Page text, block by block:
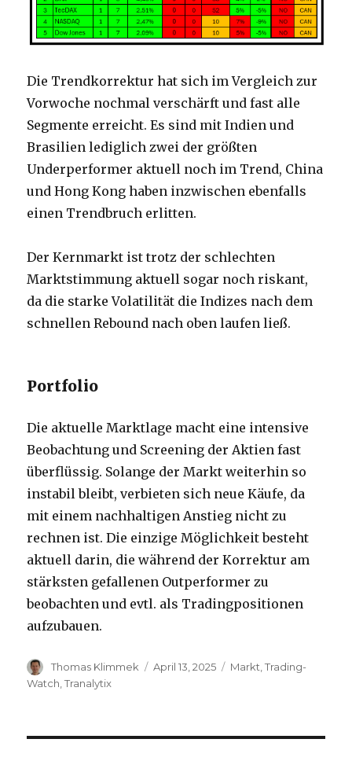
Die Trendkorrektur hat sich im Vergleich zur
Vorwoche nochmal verschärft und fast alle
Segmente erreicht. Es sind mit Indien und
Brasilien lediglich zwei der größten
Underperformer aktuell noch im Trend, China
und Hong Kong haben inzwischen ebenfalls
einen Trendbruch erlitten.
Der Kernmarkt ist trotz der schlechten
Marktstimmung aktuell sogar noch riskant,
da die starke Volatilität die Indizes nach dem
schnellen Rebound nach oben laufen ließ.
Portfolio
Die aktuelle Marktlage macht eine intensive
Beobachtung und Screening der Aktien fast
überflüssig. Solange der Markt weiterhin so
instabil bleibt, verbieten sich neue Käufe, da
mit einem nachhaltigen Anstieg nicht zu
rechnen ist. Die einzige Möglichkeit besteht
aktuell darin, die während der Korrektur am
stärksten gefallenen Outperformer zu
beobachten und evtl. als Tradingpositionen
aufzubauen.
Autor
Thomas Klimmek
Veröffentlicht
April 13, 2025 Kategorien
Markt,Trading-
Watch,Tranalytix